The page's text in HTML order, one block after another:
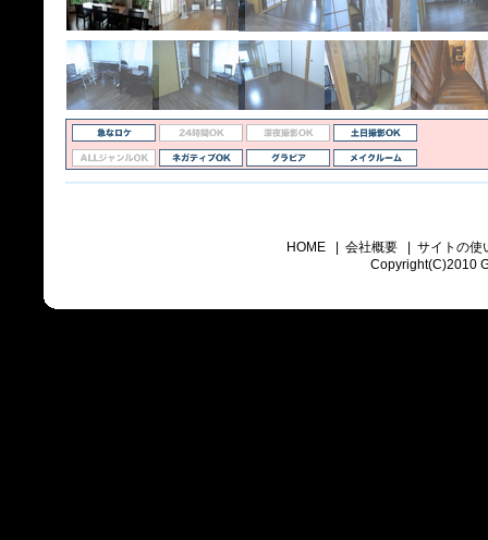
HOME| 会社概要| サイトの使
Copyright(C)2010